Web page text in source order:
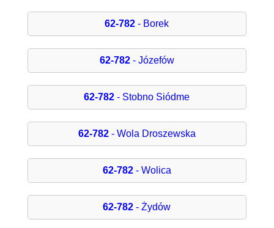
62-782 - Borek
62-782- Józefów
62-782 - Stobno Siódme
62-782- Wola Droszewska
62-782- Wolica
62-782 - Żydów